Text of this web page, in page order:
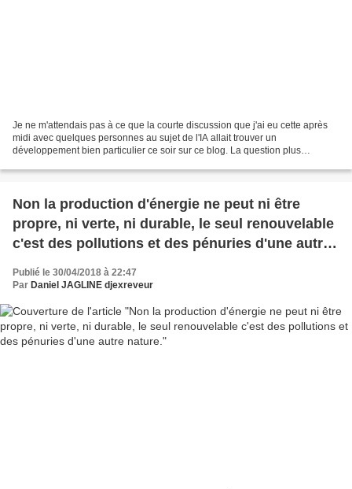
Je ne m'attendais pas à ce que la courte discussion que j'ai eu cette après
midi avec quelques personnes au sujet de l'IA allait trouver un
développement bien particulier ce soir sur ce blog. La question plus
Non la production d'énergie ne peut ni être
propre, ni verte, ni durable, le seul renouvelable
c'est des pollutions et des pénuries d'une autre
nature.
Publié le 30/04/2018 à 22:47
Par Daniel JAGLINE djexreveur